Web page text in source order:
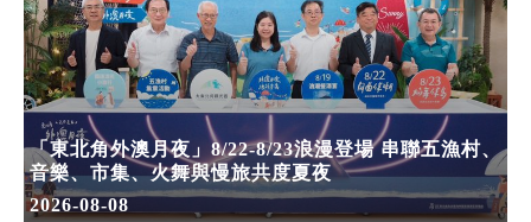
「東北角外澳月夜」8/22-8/23浪漫登場 串聯五漁村、
音樂、市集、火舞與慢旅共度夏夜
2026-08-08